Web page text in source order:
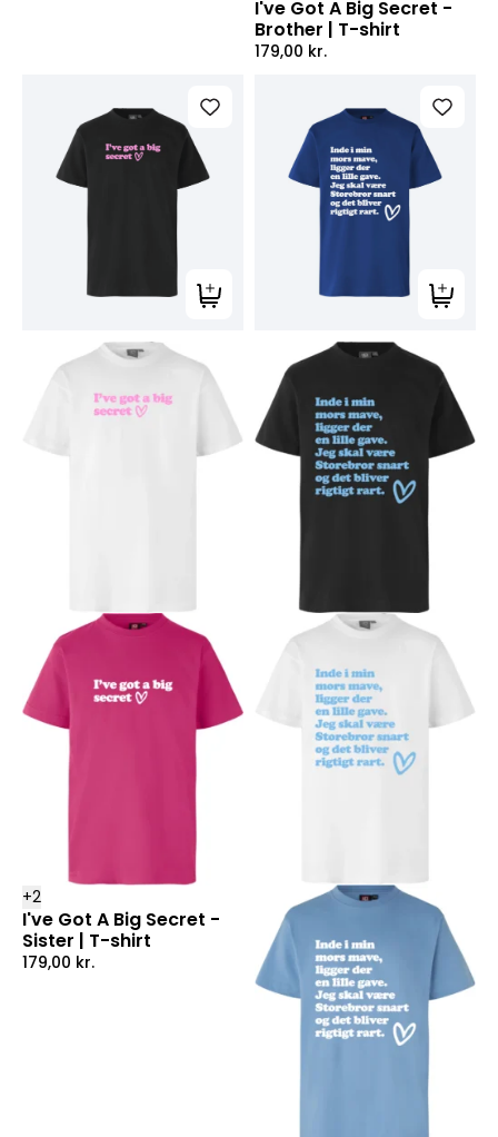
I've Got A Big Secret -
Brother | T-shirt
179,00 kr.
Tilføj til kurv
+2
I've Got A Big Secret -
Sister | T-shirt
179,00 kr.
Tilføj